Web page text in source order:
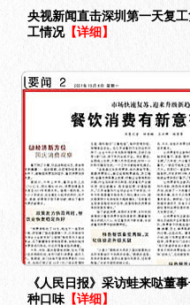
央视新闻直击深圳第一天复
工情况【详细】
《人民日报》采访蛙来哒董
种口味 【详细】